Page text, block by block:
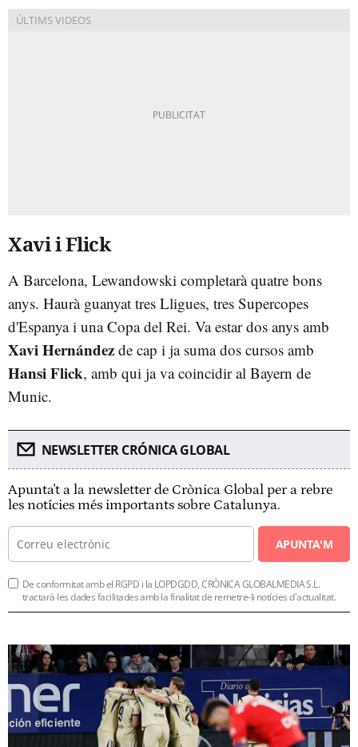
Xavi i Flick
A Barcelona, Lewandowski completarà quatre bons
anys. Haurà guanyat tres Lligues, tres Supercopes
d'Espanya i una Copa del Rei. Va estar dos anys amb
Xavi Hernández de cap i ja suma dos cursos amb
Hansi Flick, amb qui ja va coincidir al Bayern de
Munic.
NEWSLETTER CRÓNICA GLOBAL
Apunta't a la newsletter de Crònica Global per a rebre
les notícies més importants sobre Catalunya.
APUNTA'M
De conformitat amb el RGPD i la LOPDGDD, CRÒNICA GLOBALMEDIA S.L.
tractarà les dades facilitades amb la finalitat de remetre-li notícies d'actualitat.